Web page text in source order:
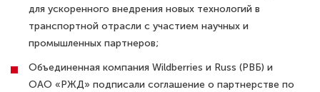
для ускоренного внедрения новых технологий в
транспортной отрасли с участием научных и
промышленных партнеров;
Объединенная компания Wildberries и Russ (РВБ) и
ОАО «РЖД» подписали соглашение о партнерстве по